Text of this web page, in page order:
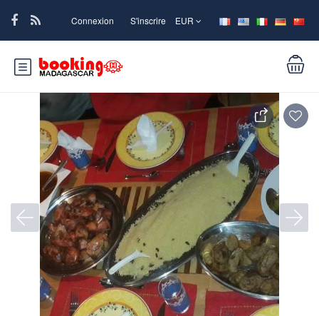
Connexion S'inscrire EUR